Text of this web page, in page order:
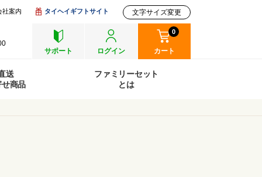
サポート
ログイン カート
0
社案内 タイヘイギフトサイト 文字サイズ変更
送
せ商品
ファミリーセット
とは